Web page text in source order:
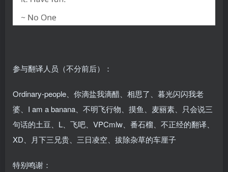
参与翻译人员（不分前后）：
Ordinary-people、你滴盐我滴醋、相思了、暮光闪闪我老
婆、I am a banana、不明飞行物、摸鱼、麦丽素、只会说三
句话的土豆、L、飞吧、VPCmlw、番石榴、不正经的翻译、
XD、月下三兄贵、三日凌空、拔除杂草的车厘子
特别鸣谢：